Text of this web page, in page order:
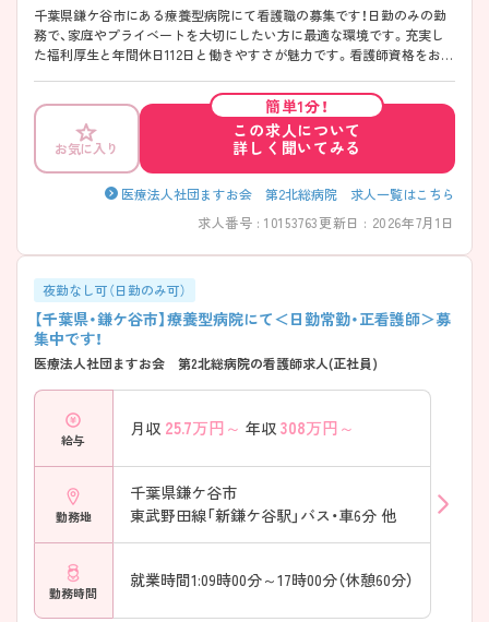
千葉県鎌ケ谷市にある療養型病院にて看護職の募集です！日勤のみの勤
務で、家庭やプライベートを大切にしたい方に最適な環境です。充実し
た福利厚生と年間休日112日と働きやすさが魅力です。看護師資格をお持
イントをお伝えしますので、お気軽にお問い合わせください。
お気に入り
簡単1分！
この求人について
詳しく聞いてみる
医療法人社団ますお会 第2北総病院 求人一覧はこちら
求人番号 : 10153763更新日 : 2026年7月1日
夜勤なし可（日勤のみ可）
【千葉県・鎌ケ谷市】療養型病院にて＜日勤常勤・正看護師＞募
集中です！
医療法人社団ますお会 第2北総病院の看護師求人(正社員)
給与
月収 25.7万円～ 年収 308万円～
勤務地
千葉県鎌ケ谷市
東武野田線「新鎌ケ谷駅」バス・車6分 他
勤務時間
就業時間1:09時00分～17時00分（休憩60分）